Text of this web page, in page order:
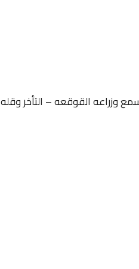
وزراعه القوقعه – التأخر وقله